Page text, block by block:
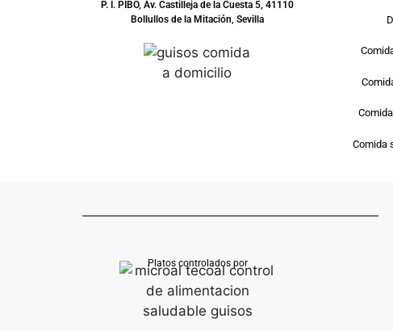
P. I. PIBO, Av. Castilleja de la Cuesta 5, 41110
Bollullos de la Mitación, Sevilla
Comida
Platos controlados por